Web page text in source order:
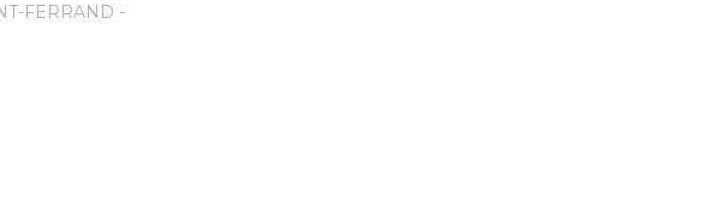
FERRAND -